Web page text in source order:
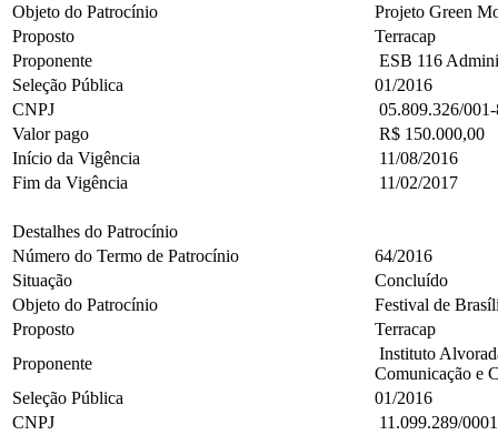
Objeto do Patrocínio
Projeto Green
Proposto
Terracap
Proponente
ESB 116
Seleção Pública
01/2016
CNPJ
05.809.326/
Valor pago
R$ 150.000,00
Início da Vigência
11/08/2016
Fim da Vigência
11/02/2017
Destalhes do Patrocínio
Número do Termo de Patrocínio
64/2016
Situação
Concluído
Objeto do Patrocínio
Festival de
Proposto
Terracap
Proponente
Instituto
Comunicação e
Seleção Pública
01/2016
CNPJ
11.099.289/